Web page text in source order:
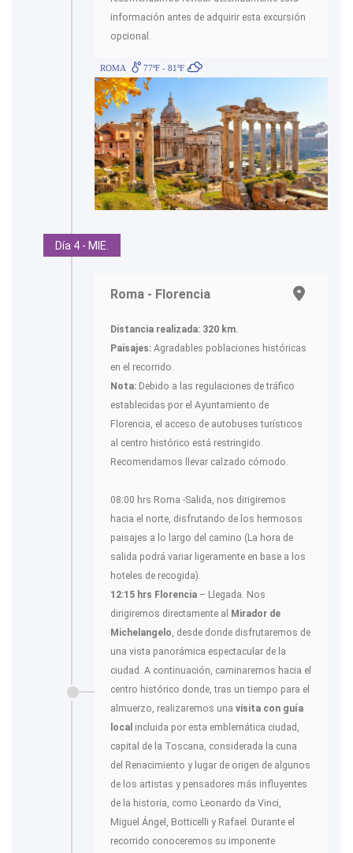
información antes de adquirir esta excursión
opcional.
ROMA 77ºF - 81ºF
Día 4 - MIE.
Roma - Florencia
Distancia realizada: 320 km.
Paisajes: Agradables poblaciones históricas
en el recorrido.
Nota: Debido a las regulaciones de tráfico
establecidas por el Ayuntamiento de
Florencia, el acceso de autobuses turísticos
al centro histórico está restringido.
Recomendamos llevar calzado cómodo.
08:00 hrs Roma -Salida, nos dirigiremos
hacia el norte, disfrutando de los hermosos
paisajes a lo largo del camino (La hora de
salida podrá variar ligeramente en base a los
hoteles de recogida).
12:15 hrs Florencia – Llegada. Nos
dirigiremos directamente al Mirador de
Michelangelo , desde donde disfrutaremos de
una vista panorámica espectacular de la
ciudad. A continuación, caminaremos hacia el
centro histórico donde, tras un tiempo para el
almuerzo, realizaremos una visita con guía
local incluida por esta emblemática ciudad,
capital de la Toscana, considerada la cuna
del Renacimiento y lugar de origen de algunos
de los artistas y pensadores más influyentes
de la historia, como Leonardo da Vinci,
Miguel Ángel, Botticelli y Rafael. Durante el
recorrido conoceremos su imponente